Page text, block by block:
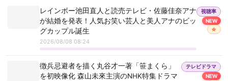
レインボー池田直人と読売テレビ・佐藤佳奈アナ
が結婚を発表！人気お笑い芸人と美人アナのビッ
グカップル誕生
2026/08/08 08:24
視聴率
NEW
☆
徴兵忌避者を描く丸谷才一著「笹まくら」
を初映像化 森山未來主演のNHK特集ドラマ
テレビドラマ
NEW